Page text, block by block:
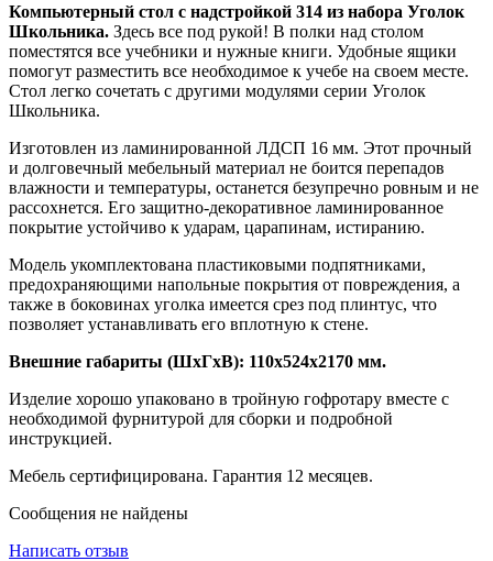
Компьютерный стол с надстройкой 314 из набора Уголок
Школьника. Здесь все под рукой! В полки над столом
поместятся все учебники и нужные книги. Удобные ящики
помогут разместить все необходимое к учебе на своем месте.
Стол легко сочетать с другими модулями серии Уголок
Школьника.
Изготовлен из ламинированной ЛДСП 16 мм. Этот прочный
и долговечный мебельный материал не боится перепадов
влажности и температуры, останется безупречно ровным и не
рассохнется. Его защитно-декоративное ламинированное
покрытие устойчиво к ударам, царапинам, истиранию.
Модель укомплектована пластиковыми подпятниками,
предохраняющими напольные покрытия от повреждения, а
также в боковинах уголка имеется срез под плинтус, что
позволяет устанавливать его вплотную к стене.
Внешние габариты (ШхГхВ): 110х524х2170 мм.
Изделие хорошо упаковано в тройную гофротару вместе с
необходимой фурнитурой для сборки и подробной
инструкцией.
Мебель сертифицирована. Гарантия 12 месяцев.
Сообщения не найдены
Написать отзыв